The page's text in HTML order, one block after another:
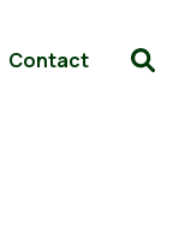
Contact